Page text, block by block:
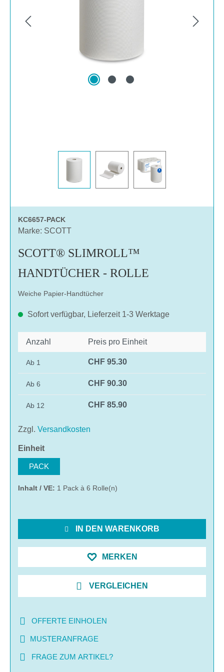
KC6657-PACK
Marke: SCOTT
SCOTT® SLIMROLL™
HANDTÜCHER - ROLLE
Weiche Papier-Handtücher
Sofort verfügbar, Lieferzeit 1-3 Werktage
Anzahl Preis pro Einheit
Ab 1 CHF 95.30
Ab 6 CHF 90.30
Ab 12 CHF 85.90
Zzgl. Versandkosten
Einheitauswählen
PACK
Inhalt / VE: 1 Pack à 6 Rolle(n)
IN DEN WARENKORB
MERKEN
VERGLEICHEN
OFFERTE EINHOLEN
MUSTERANFRAGE
FRAGE ZUM ARTIKEL?